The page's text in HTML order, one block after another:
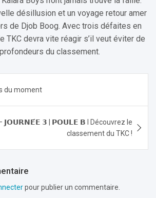
désillusion et un voyage retour amer
de Djob Boog. Avec trois défaites en
TKC devra vite réagir s’il veut éviter de
du classement.
du moment
𝟯 | 𝗣𝗢𝗨𝗟𝗘 𝗕 I Découvrez le
classement du TKC !
pour publier un commentaire.